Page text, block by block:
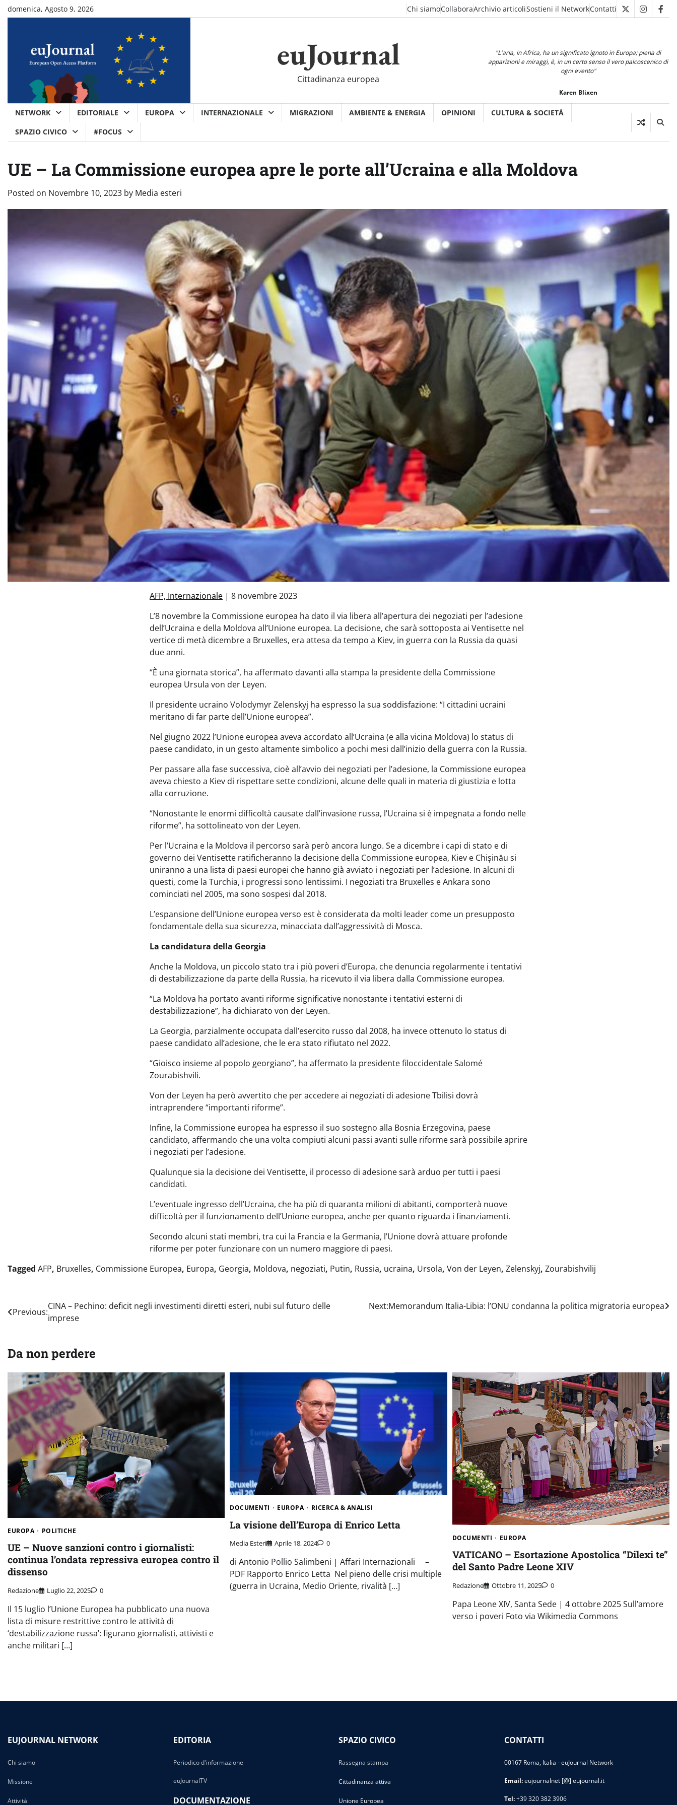
Skipdomenica, Agosto 9, 2026 Chi siamoCollaboraArchivio articoliSostieni il NetworkContatti X
euJournal
Cittadinanza europea
"L'aria, in Africa, ha un significato ignoto in Europa; piena di
apparizioni e miraggi, è, in un certo senso il vero palcoscenico di
ogni evento"
Karen Blixen
NETWORK EDITORIALE EUROPA INTERNAZIONALE MIGRAZIONI AMBIENTE & ENERGIA OPINIONI
CULTURA & SOCIETÀ
SPAZIO CIVICO
#FOCUS
UE – La Commissione europea apre le porte all’Ucraina e alla Moldova
Posted on Novembre 10, 2023 by Media esteri
AFP, Internazionale | 8 novembre 2023
L’8 novembre la Commissione europea ha dato il via libera all’apertura dei negoziati per l’adesione
dell’Ucraina e della Moldova all’Unione europea. La decisione, che sarà sottoposta ai Ventisette nel
vertice di metà dicembre a Bruxelles, era attesa da tempo a Kiev, in guerra con la Russia da quasi
due anni.
“È una giornata storica”, ha affermato davanti alla stampa la presidente della Commissione
europea Ursula von der Leyen.
Il presidente ucraino Volodymyr Zelenskyj ha espresso la sua soddisfazione: “I cittadini ucraini
meritano di far parte dell’Unione europea”.
Nel giugno 2022 l’Unione europea aveva accordato all’Ucraina (e alla vicina Moldova) lo status di
paese candidato, in un gesto altamente simbolico a pochi mesi dall’inizio della guerra con la Russia.
Per passare alla fase successiva, cioè all’avvio dei negoziati per l’adesione, la Commissione europea
aveva chiesto a Kiev di rispettare sette condizioni, alcune delle quali in materia di giustizia e lotta
alla corruzione.
“Nonostante le enormi difficoltà causate dall’invasione russa, l’Ucraina si è impegnata a fondo nelle
riforme”, ha sottolineato von der Leyen.
Per l’Ucraina e la Moldova il percorso sarà però ancora lungo. Se a dicembre i capi di stato e di
governo dei Ventisette ratificheranno la decisione della Commissione europea, Kiev e Chișinău si
uniranno a una lista di paesi europei che hanno già avviato i negoziati per l’adesione. In alcuni di
questi, come la Turchia, i progressi sono lentissimi. I negoziati tra Bruxelles e Ankara sono
cominciati nel 2005, ma sono sospesi dal 2018.
L’espansione dell’Unione europea verso est è considerata da molti leader come un presupposto
fondamentale della sua sicurezza, minacciata dall’aggressività di Mosca.
La candidatura della Georgia
Anche la Moldova, un piccolo stato tra i più poveri d’Europa, che denuncia regolarmente i tentativi
di destabilizzazione da parte della Russia, ha ricevuto il via libera dalla Commissione europea.
“La Moldova ha portato avanti riforme significative nonostante i tentativi esterni di
destabilizzazione”, ha dichiarato von der Leyen.
La Georgia, parzialmente occupata dall’esercito russo dal 2008, ha invece ottenuto lo status di
paese candidato all’adesione, che le era stato rifiutato nel 2022.
“Gioisco insieme al popolo georgiano”, ha affermato la presidente filoccidentale Salomé
Zourabishvili.
Von der Leyen ha però avvertito che per accedere ai negoziati di adesione Tbilisi dovrà
intraprendere “importanti riforme”.
Infine, la Commissione europea ha espresso il suo sostegno alla Bosnia Erzegovina, paese
candidato, affermando che una volta compiuti alcuni passi avanti sulle riforme sarà possibile aprire
i negoziati per l’adesione.
Qualunque sia la decisione dei Ventisette, il processo di adesione sarà arduo per tutti i paesi
candidati.
L’eventuale ingresso dell’Ucraina, che ha più di quaranta milioni di abitanti, comporterà nuove
difficoltà per il funzionamento dell’Unione europea, anche per quanto riguarda i finanziamenti.
Secondo alcuni stati membri, tra cui la Francia e la Germania, l’Unione dovrà attuare profonde
riforme per poter funzionare con un numero maggiore di paesi.
Tagged AFP, Bruxelles, Commissione Europea, Europa, Georgia, Moldova, negoziati, Putin, Russia, ucraina, Ursola, Von der Leyen, Zelenskyj, Zourabishvilij
Navigazione
Previous:
CINA – Pechino: deficit negli investimenti diretti esteri, nubi sul futuro delle
imprese
Next:Memorandum Italia-Libia: l’ONU condanna la politica migratoria europea
Da non perdere
EUROPA POLITICHE
UE – Nuove sanzioni contro i giornalisti:
continua l’ondata repressiva europea contro il
dissenso
Redazione Luglio 22, 2025 0
Il 15 luglio l’Unione Europea ha pubblicato una nuova
lista di misure restrittive contro le attività di
‘destabilizzazione russa’: figurano giornalisti, attivisti e
anche militari […]
DOCUMENTI EUROPA RICERCA & ANALISI
La visione dell’Europa di Enrico Letta
Media Esteri Aprile 18, 2024 0
di Antonio Pollio Salimbeni | Affari Internazionali –
PDF Rapporto Enrico Letta Nel pieno delle crisi multiple
(guerra in Ucraina, Medio Oriente, rivalità […]
DOCUMENTI EUROPA
VATICANO – Esortazione Apostolica “Dilexi te”
del Santo Padre Leone XIV
Redazione Ottobre 11, 2025 0
Papa Leone XIV, Santa Sede | 4 ottobre 2025 Sull’amore
verso i poveri Foto via Wikimedia Commons
EUJOURNAL NETWORK
Chi siamo
Missione
Attività
EDITORIA
Periodico d'informazione
euJournalTV
DOCUMENTAZIONE
SPAZIO CIVICO
Rassegna stampa
Cittadinanza attiva
Unione Europea
CONTATTI
00167 Roma, Italia - euJournal Network
Email:eujournalnet [@] eujournal.it
Tel:+39 320 382 3906